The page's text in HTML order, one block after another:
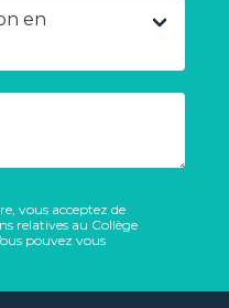
vous acceptez de
relatives au Collège
pouvez vous